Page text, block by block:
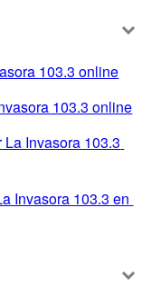
103.3 online
103.3 online
Invasora 103.3
Invasora 103.3 en